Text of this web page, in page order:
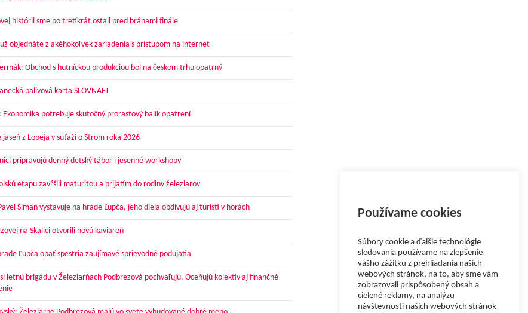
histórii sme po tretíkrát ostali pred bránami finále
objednáte z akéhokoľvek zariadenia s prístupom na internet
Obchod s hutníckou produkciou bol na českom trhu opatrný
palivová karta SLOVNAFT
Ekonomika potrebuje skutočný prorastový balík opatrení
jaseň z Lopeja v súťaži o Strom roka 2026
pripravujú denný detský tábor i jesenné workshopy
etapu zavŕšili maturitou a prijatím do rodiny železiarov
Siman vystavuje na hrade Ľupča, jeho diela obdivujú aj turisti v horách
na Skalici otvorili novú kaviareň
Ľupča opäť spestria zaujímavé sprievodné podujatia
letnú brigádu v Železiarňach Podbrezová pochvaľujú. Oceňujú kolektív aj finančné
Používame cookies
Súbory cookie a ďalšie technológie
sledovania používame na zlepšenie
vášho zážitku z prehliadania našich
webových stránok, na to, aby sme vám
zobrazovali prispôsobený obsah a
cielené reklamy, na analýzu
návštevnosti našich webových stránok